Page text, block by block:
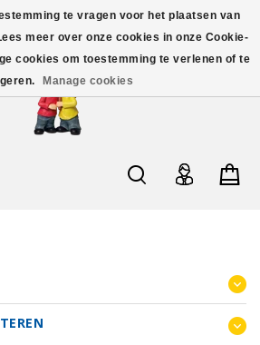
te vragen voor het plaatsen van
meer over onze cookies in onze Cookie-
cookies om toestemming te verlenen of te
Manage cookies